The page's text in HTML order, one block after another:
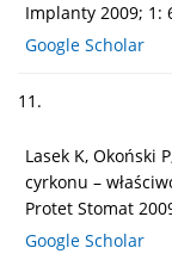
Implanty 2009; 1:
Google Scholar
11.
Lasek K, Okoński
cyrkonu –
Protet Stomat
Google Scholar